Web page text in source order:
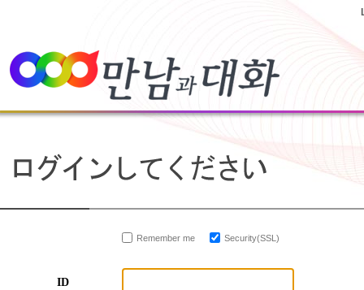
Remember me Security(SSL)
ID